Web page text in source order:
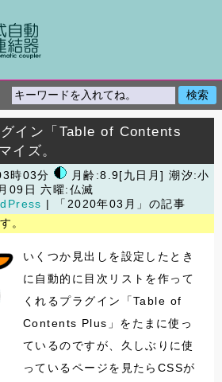
イン「Table of Contents
イズ。
時03分
月齢:8.9[九日月] 潮汐:小
09日 六曜:仏滅
| 「2020年03月」の記事
。
いくつか見出しを設定したとき
に自動的に目次リストを作って
くれるプラグイン「Table of
Contents Plus」をたまに使っ
ているのですが、久しぶりに使
っているページを見たらCSSが